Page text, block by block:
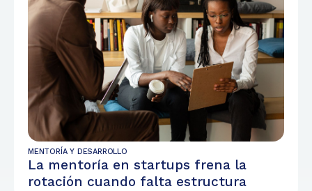
MENTORÍA Y DESARROLLO
La mentoría en startups frena la
rotación cuando falta estructura